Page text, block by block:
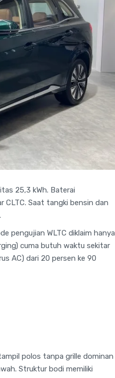
25,3 kWh. Baterai
CLTC. Saat tangki bensin dan
pengujian WLTC diklaim hanya
cuma butuh waktu sekitar
AC) dari 20 persen ke 90
polos tanpa grille dominan
Struktur bodi memiliki